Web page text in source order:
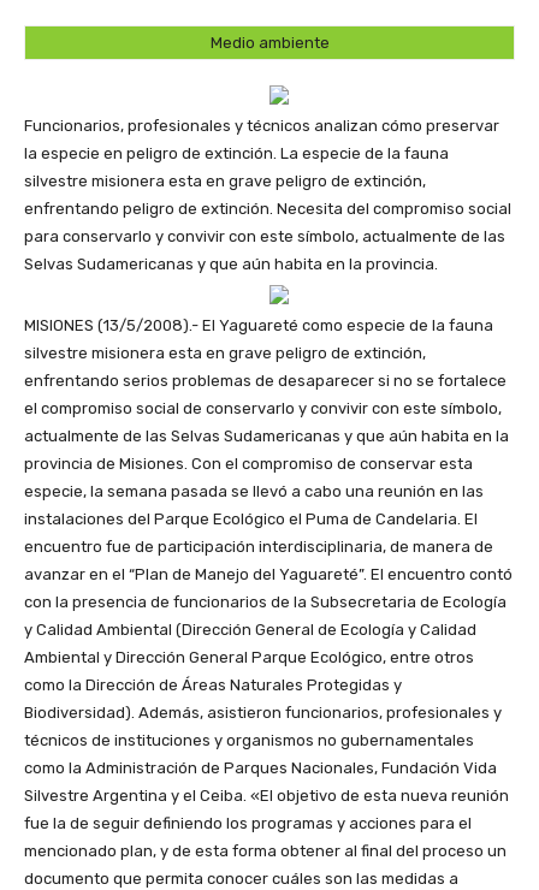
Medio ambiente
Funcionarios, profesionales y técnicos analizan cómo preservar
la especie en peligro de extinción. La especie de la fauna
silvestre misionera esta en grave peligro de extinción,
enfrentando peligro de extinción. Necesita del compromiso social
para conservarlo y convivir con este símbolo, actualmente de las
Selvas Sudamericanas y que aún habita en la provincia.
MISIONES (13/5/2008).- El Yaguareté como especie de la fauna
silvestre misionera esta en grave peligro de extinción,
enfrentando serios problemas de desaparecer si no se fortalece
el compromiso social de conservarlo y convivir con este símbolo,
actualmente de las Selvas Sudamericanas y que aún habita en la
provincia de Misiones. Con el compromiso de conservar esta
especie, la semana pasada se llevó a cabo una reunión en las
instalaciones del Parque Ecológico el Puma de Candelaria. El
encuentro fue de participación interdisciplinaria, de manera de
avanzar en el “Plan de Manejo del Yaguareté”. El encuentro contó
con la presencia de funcionarios de la Subsecretaria de Ecología
y Calidad Ambiental (Dirección General de Ecología y Calidad
Ambiental y Dirección General Parque Ecológico, entre otros
como la Dirección de Áreas Naturales Protegidas y
Biodiversidad). Además, asistieron funcionarios, profesionales y
técnicos de instituciones y organismos no gubernamentales
como la Administración de Parques Nacionales, Fundación Vida
Silvestre Argentina y el Ceiba. «El objetivo de esta nueva reunión
fue la de seguir definiendo los programas y acciones para el
mencionado plan, y de esta forma obtener al final del proceso un
documento que permita conocer cuáles son las medidas a